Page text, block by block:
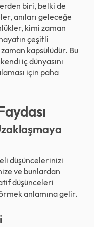
biri, belki de
anıları geleceğe
kimi zaman
çeşitli
kapsülüdür. Bu
iç dünyasını
için paha
düşüncelerinizi
ve bunlardan
düşünceleri
anlamına gelir.